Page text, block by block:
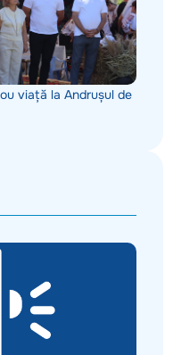
viață la Andrușul de